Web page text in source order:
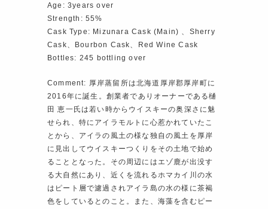
Age: 3years over
Strength: 55%
Cask Type: Mizunara Cask (Main) 、Sherry
Cask、Bourbon Cask、Red Wine Cask
Bottles: 245 bottling over
Comment: 厚岸蒸留所は北海道厚岸郡厚岸町に
2016年に誕生。創業者でありオーナーである樋
田 恵一氏は若い時からウイスキーの奥深さに魅
せられ、特にアイラモルトに心惹かれていたこ
とから、アイラの風土の様な独自の風土を厚岸
に見出してウイスキーつくりをその土地で始め
ることとなった。その周辺にはエゾ鹿が出没す
る大自然にあり、近くを流れるホマカイ川の水
はピート層で濾過されアイラ島の水の様に茶褐
色をしているとのこと。また、海藻を含むピー